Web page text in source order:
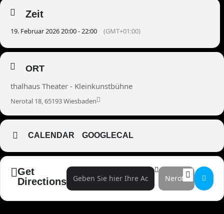
Zeit
19. Februar 2026 20:00 - 22:00 (GMT+01:00)
ORT
thalhaus Theater - Kleinkunstbühne
Nerotal 18, 65193 Wiesbaden
CALENDAR GOOGLECAL
Get
Directions
Address - Ingo Oschmann [] Destination Address